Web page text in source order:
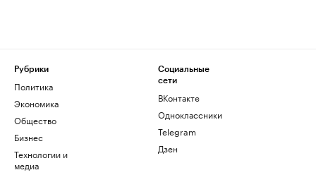
Рубрики
Политика
Экономика
Общество
Бизнес
Технологии и
медиа
Социальные
сети
ВКонтакте
Одноклассники
Telegram
Дзен